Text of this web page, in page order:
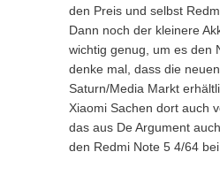
den Preis und selbst
Dann noch der kleinere
wichtig genug, um es den
denke mal, dass die
Saturn/Media Markt
Xiaomi Sachen dort auch
das aus De Argument
den Redmi Note 5 4/64